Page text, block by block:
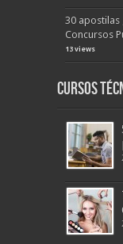
30 apostilas
Concursos
13 views
Cursos